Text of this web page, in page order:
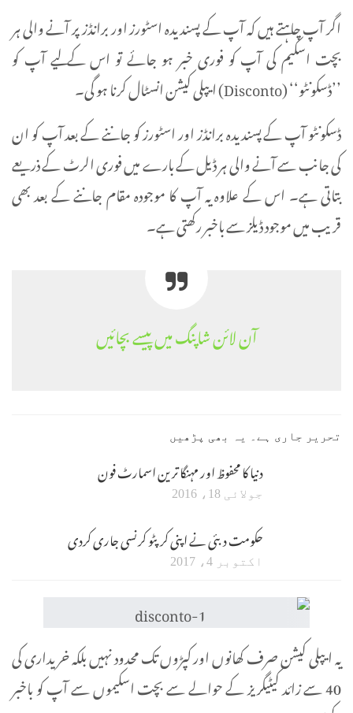
اگر آپ چاہتے ہیں کہ آپ کے پسندیدہ اسٹورز اور برانڈز پر آنے والی ہر
بچت اسکیم کی آپ کو فوری خبر ہو جائے تو اس کے لیے آپ کو
’’ڈسکونٹو‘‘ (Disconto) ایپلی کیشن انسٹال کرنا ہو گی۔
ڈسکونٹو آپ کے پسندیدہ برانڈز اور اسٹورز کو جاننے کے بعد آپ کو ان
کی جانب سے آنے والی ہر ڈیل کے بارے میں فوری الرٹ کے ذریعے
بتاتی ہے۔ اس کے علاوہ یہ آپ کا موجودہ مقام جاننے کے بعد بھی
قریب میں موجود ڈیلز سے باخبر رکھتی ہے۔
آن لائن شاپنگ میں پیسے بچائیں
تحریر جاری ہے۔ یہ بھی پڑھیں
دنیا کا محفوظ اور مہنگا ترین اسمارٹ فون
جولائی 18، 2016
حکومت دبئی نے اپنی کرپٹو کرنسی جاری کردی
اکتوبر 4، 2017
یہ ایپلی کیشن صرف کھانوں اور کپڑوں تک محدود نہیں بلکہ خریداری کی
40 سے زائد کیٹیگریز کے حوالے سے بچت اسکیموں سے آپ کو باخبر